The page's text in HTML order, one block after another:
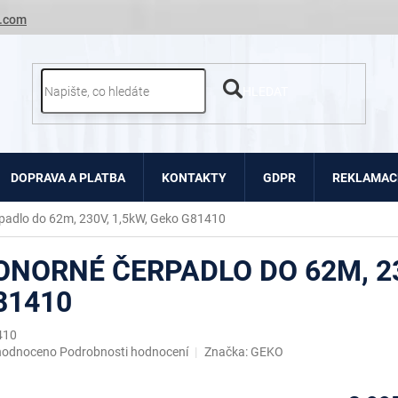
DOPRAVA A PLATBA KONTAKTY GDPR
do 62m, 230V, 1,5kW, Geko G81410
ČERPADLO DO 62M,
Podrobnosti hodnocení Značka: GEKO